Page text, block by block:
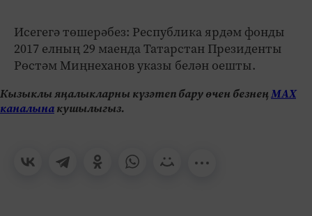
Исегегә төшерәбез: Республика ярдәм фонды
2017 елның 29 маенда Татарстан Президенты
Рөстәм Миңнеханов указы белән оешты.
Кызыклы яңалыкларны күзәтеп бару өчен безнеңМАХ
каналынакушылыгыз.